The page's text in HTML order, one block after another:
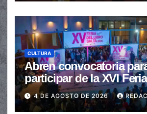
CULTURA
Abren convocatoria
participar de la XVI
de Salta
4 DE AGOSTO DE 2026